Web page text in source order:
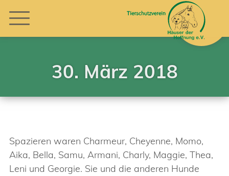
30. März 2018
Spazieren waren Charmeur, Cheyenne, Momo,
Aika, Bella, Samu, Armani, Charly, Maggie, Thea,
Leni und Georgie. Sie und die anderen Hunde